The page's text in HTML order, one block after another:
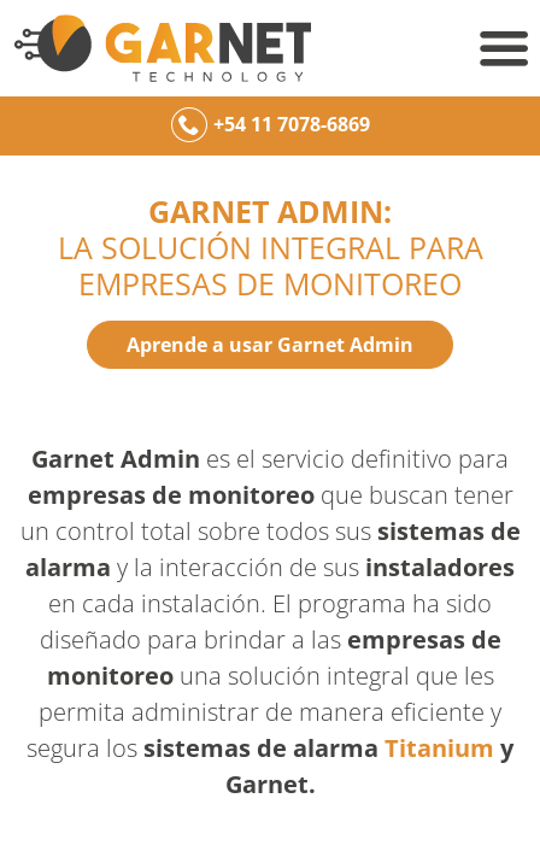
+54 11 7078-6869
GARNET ADMIN:
LA SOLUCIÓN INTEGRAL PARA
EMPRESAS DE MONITOREO
Aprende a usar Garnet Admin
Garnet Admin es el servicio definitivo para
empresas de monitoreoque buscan tener
un control total sobre todos sus sistemas de
alarma y la interacción de sus instaladores
en cada instalación. El programa ha sido
diseñado para brindar a las empresas de
monitoreouna solución integral que les
permita administrar de manera eficiente y
segura los sistemas de alarma Titanium y
Garnet.